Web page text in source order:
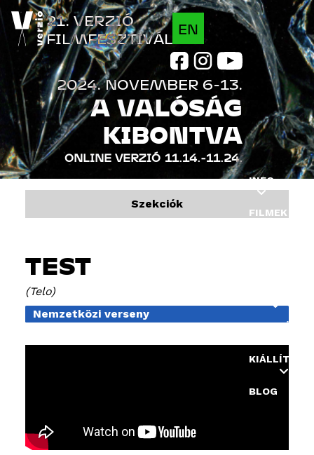
Jump to navigation
INFO
FILMEK
OKTATÁS
BLOG
ONLINE VERZIÓ 11.14.-11.24.
A VALÓSÁG
KIBONTVA
EN
21. VERZIÓ
FILMFESZTIVÁL
2024. NOVEMBER 6-13.
Szekciók
TEST
Telo
Nemzetközi verseny